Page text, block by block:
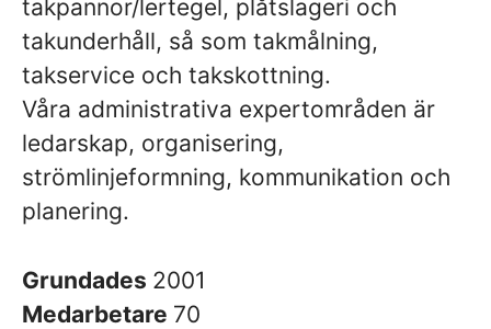
takpannor/lertegel, plåtslageri och
takunderhåll, så som takmålning,
takservice och takskottning.
Våra administrativa expertområden är
ledarskap, organisering,
strömlinjeformning, kommunikation och
planering.
Grundades 2001
Medarbetare 70